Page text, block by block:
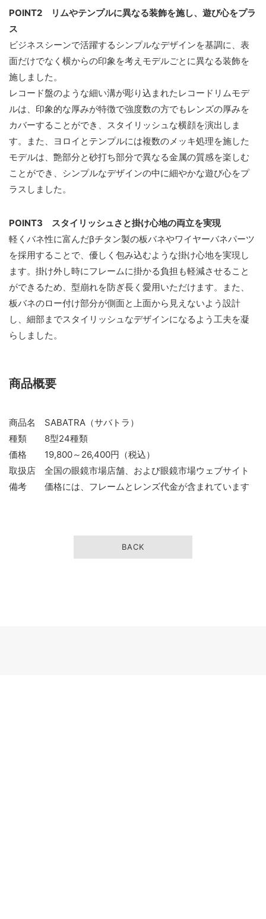
POINT2 リムやテンプルに異なる装飾を施し、遊び心をプラ
ス
ビジネスシーンで活躍するシンプルなデザインを基調に、表
面だけでなく横からの印象を考えモデルごとに異なる装飾を
施しました。
レコード盤のような細い溝が彫り込まれたレコードリムモデ
ルは、印象的な厚みが特徴で強度数の方でもレンズの厚みを
カバーすることができ、スタイリッシュな横顔を演出しま
す。また、ヨロイとテンプルには複数のメッキ処理を施した
モデルは、艶部分と砂打ち部分で異なる金属の質感を楽しむ
ことができ、シンプルなデザインの中に細やかな遊び心をプ
ラスしました。
POINT3 スタイリッシュさと掛け心地の両立を実現
軽くバネ性に富んだβチタン製の板バネやワイヤーバネパーツ
を採用することで、優しく包み込むような掛け心地を実現し
ます。掛け外し時にフレームに掛かる負担も軽減させること
ができるため、型崩れを防ぎ長く愛用いただけます。また、
板バネのロー付け部分が側面と上面から見えないよう設計
し、細部までスタイリッシュなデザインになるよう工夫を凝
らしました。
商品概要
商品名 SABATRA（サバトラ）
種類 8型24種類
価格 19,800～26,400円（税込）
取扱店 全国の眼鏡市場店舗、および眼鏡市場ウェブサイト
備考 価格には、フレームとレンズ代金が含まれています
BACK